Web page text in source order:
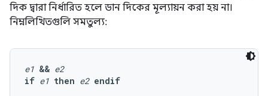
দিক দ্বারা নির্ধারিত হলে ডান দিকের মূল্যায়ন করা হয় না।
নিম্নলিখিতগুলি সমতুল্য:
e1 && e2
if e1 then e2 endif